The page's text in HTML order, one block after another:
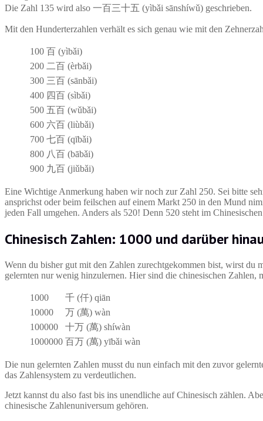
Die Zahl 135 wird also 一百三十五 (yìbǎi sānshíwǔ) geschrieben.
Mit den Hunderterzahlen verhält es sich genau wie mit den
100 百 (yìbǎi)
200 二百 (èrbǎi)
300 三百 (sānbǎi)
400 四百 (sìbǎi)
500 五百 (wǔbǎi)
600 六百 (liùbǎi)
700 七百 (qībǎi)
800 八百 (bābǎi)
900 九百 (jiǔbǎi)
Eine Wichtige Anmerkung haben wir noch zur Zahl 250. Sei bitte
ansprichst oder beim feilschen auf einem Markt 250 in den Mund
jeden Fall umgehen. Anders als 520! Denn 520 steht im
Chinesisch Zahlen: 1000 und darüber
Wenn du bisher gut mit den Zahlen zurechtgekommen bist, wirst du
gelernten nur wenig hinzulernen. Hier sind die chinesischen
1000
千 (仟) qiān
10000
万 (萬) wàn
100000
十万 (萬) shíwàn
1000000 百万 (萬) yībǎi wàn
Die nun gelernten Zahlen musst du nun einfach mit den zuvor
das Zahlensystem zu verdeutlichen.
Jetzt kannst du also fast bis ins unendliche auf Chinesisch zählen.
chinesische Zahlenuniversum gehören.